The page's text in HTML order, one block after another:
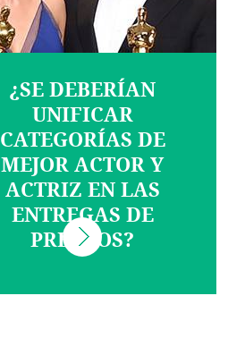
¿SE DEBERÍAN
UNIFICAR
CATEGORÍAS DE
MEJOR ACTOR Y
ACTRIZ EN LAS
ENTREGAS DE
PREMIOS?